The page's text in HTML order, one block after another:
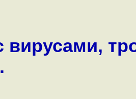
вирусами,